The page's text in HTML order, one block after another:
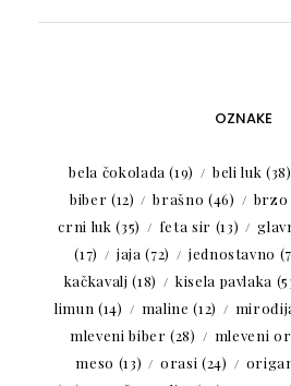
OZNAKE
bela čokolada (19) beli luk (38)
biber (12) brašno (46) brzo
crni luk (35) feta sir (13)
(17)
jaja (72) jednostavno
kačkavalj (18) kisela pavlaka
limun (14) maline (12)
mleveni biber (28) mleveni
meso (13) orasi (24)